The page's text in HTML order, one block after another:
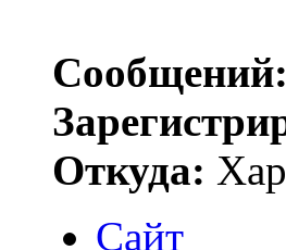
Сообщений:
Откуда:
Сайт